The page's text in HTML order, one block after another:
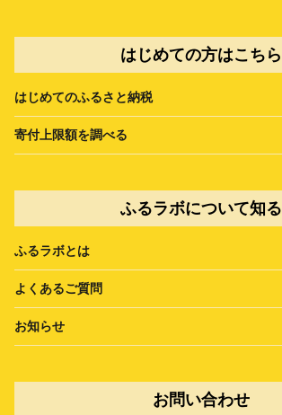
はじめての方はこちら
はじめてのふるさと納税
寄付上限額を調べる
ふるラボについて知る
ふるラボとは
よくあるご質問
お知らせ
お問い合わせ